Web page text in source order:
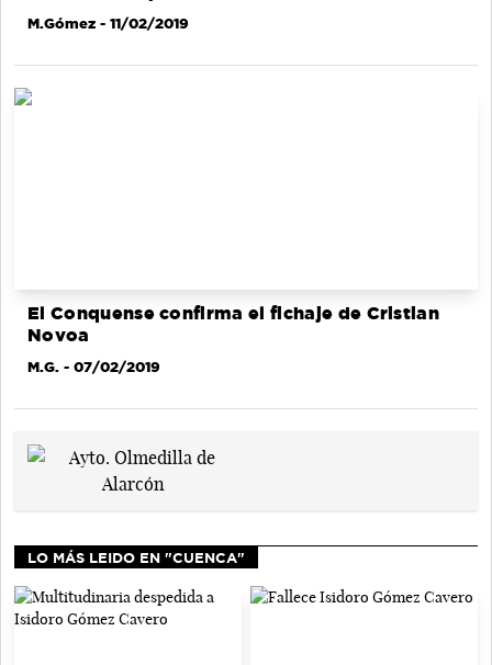
M.Gómez - 11/02/2019
El Conquense confirma el fichaje de Cristian
Novoa
M.G. - 07/02/2019
LO MÁS LEIDO EN "CUENCA"